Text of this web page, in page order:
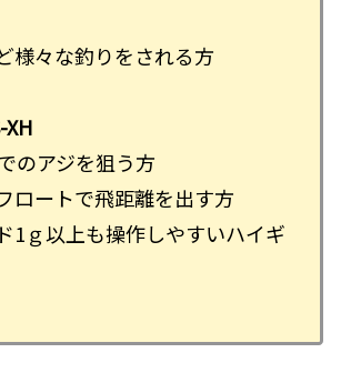
様々な釣りをされる方
XH
のアジを狙う方
ロートで飛距離を出す方
1ｇ以上も操作しやすいハイギ